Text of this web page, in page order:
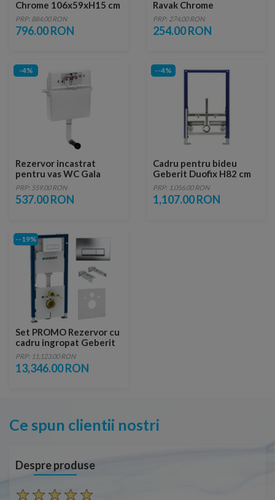
Chrome 106x59xH15 cm
PRP: 884.00 RON
796.00 RON
Ravak Chrome
PRP: 274.00 RON
254.00 RON
-4%
Rezervor incastrat
pentru vas WC Gala
Basic alb 3/6 l
PRP: 559.00 RON
537.00 RON
--4%
Cadru pentru bideu
Geberit Duofix H82 cm
PRP: 1,056.00 RON
1,107.00 RON
--19%
Set PROMO Rezervor cu
cadru ingropat Geberit
Delta UP100, bara de
sus, sistem fixare,
clapeta crom
PRP: 11,123.00 RON
13,346.00 RON
Ce spun clientii nostri
Despre produse